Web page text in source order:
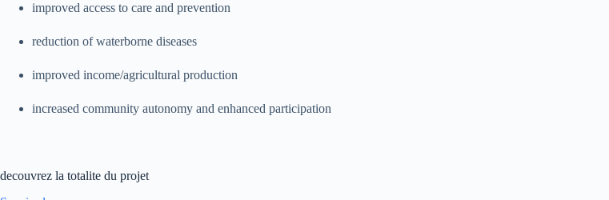
improved access to care and prevention
reduction of waterborne diseases
improved income/agricultural production
increased community autonomy and enhanced participation
decouvrez la totalite du projet